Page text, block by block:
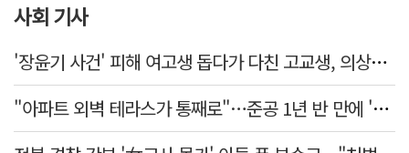
사회 기사
'장윤기 사건' 피해 여고생 돕다가 다친 고교생, 의상자 인정
"아파트 외벽 테라스가 통째로"…준공 1년 반 만에 '아찔 사고'